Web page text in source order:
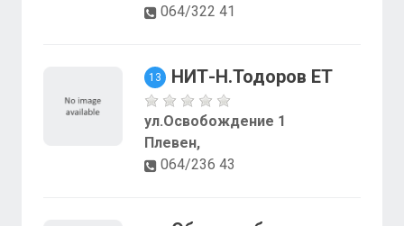
064/322 41
13 НИТ-Н.Тодоров ЕТ
ул.Освобождение 1
Плевен,
064/236 43